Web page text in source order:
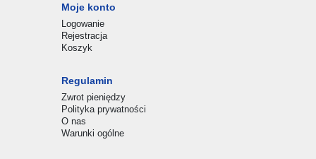
Moje konto
Logowanie
Rejestracja
Koszyk
Regulamin
Zwrot pieniędzy
Polityka prywatności
O nas
Warunki ogólne